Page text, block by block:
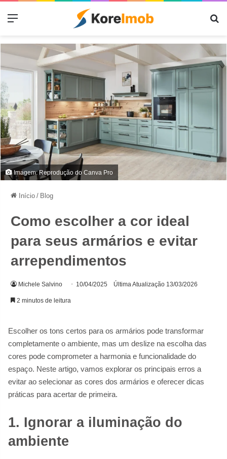
Menu
Imagem: Reprodução do Canva Pro
Início / Blog
Como escolher a cor ideal
para seus armários e evitar
arrependimentos
Michele Salvino 10/04/2025 Última Atualização 13/03/2026
2 minutos de leitura
Escolher os tons certos para os armários pode transformar
completamente o ambiente, mas um deslize na escolha das
cores pode comprometer a harmonia e funcionalidade do
espaço. Neste artigo, vamos explorar os principais erros a
evitar ao selecionar as cores dos armários e oferecer dicas
práticas para acertar de primeira.
1. Ignorar a iluminação do
ambiente